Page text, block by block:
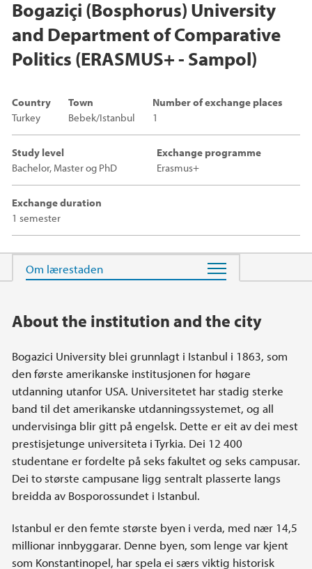
Bogaziçi (Bosphorus) University
and Department of Comparative
Politics (ERASMUS+ - Sampol)
Country
Turkey
Town
Bebek/Istanbul
Number of exchange places
1
Study level
Bachelor, Master og PhD
Exchange programme
Erasmus+
Exchange duration
1 semester
Main content
About the institution and the city
Bogazici University blei grunnlagt i Istanbul i 1863, som
den første amerikanske institusjonen for høgare
utdanning utanfor USA. Universitetet har stadig sterke
band til det amerikanske utdanningssystemet, og all
undervisinga blir gitt på engelsk. Dette er eit av dei mest
prestisjetunge universiteta i Tyrkia. Dei 12 400
studentane er fordelte på seks fakultet og seks campusar.
Dei to største campusane ligg sentralt plasserte langs
breidda av Bosporossundet i Istanbul.
Istanbul er den femte største byen i verda, med nær 14,5
millionar innbyggarar. Denne byen, som lenge var kjent
som Konstantinopel, har spela ei særs viktig historisk